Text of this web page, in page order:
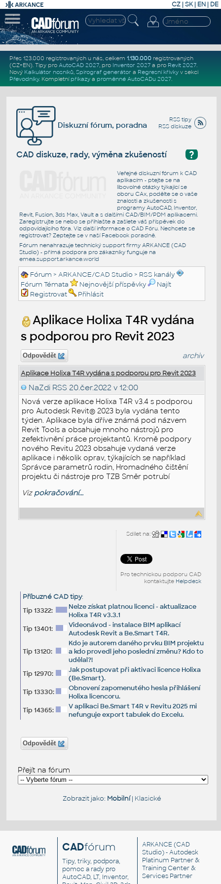
CZ | SK| EN | DE
Přes 123.000 registrovaných u nás, celkem 1.130.000registrovaných
(CZ+EN). Tipy pro AutoCAD 2027, pro Inventor 2027a pro Revit 2027.
Nový Kalkulátor nosníků, Spirograf generátor a Regresní křivkyv sekci
Převodníky. Kompletní příkazya proměnné AutoCADu 2027.
RSS tipy
RSS diskuze
Diskuzní fórum, poradna
?
CAD diskuze, rady, výměna zkušeností
Veřejné diskuzní fórum k CAD
aplikacím - ptejte se na
libovolné otázky týkající se
oboru CAx, podělte se o vaše
znalosti a zkušenosti s
programy AutoCAD, Inventor,
Revit, Fusion, 3ds Max, Vault a s dalšími CAD/BIM/PDM aplikacemi.
Zaregistrujte se nebo se přihlašte a zašlete váš příspěvek do
odpovídajícího fóra. Viz další informace o CAD Fóru. Nechcete se
registrovat? Zeptejte se v naší Facebook poradně.
Fórum nenahrazuje technický support firmy ARKANCE (CAD
Studio) - přímá podpora pro zákazníky funguje na
emea.support.arkance.world
Fórum >ARKANCE/CAD Studio > RSS kanály
Fórum Témata
Nejnovější příspěvky
Najít
Registrovat
Přihlásit
Aplikace Holixa T4R vydána
s podporou pro Revit 2023
Odpovědět archiv
Aplikace Holixa T4R vydána s podporou pro Revit 2023
NaZdi RSS 20.čer.2022 v 12:00
Nová verze aplikace Holixa T4R v3.4 s podporou
pro Autodesk Revit® 2023 byla vydána tento
týden. Aplikace byla dříve známá pod názvem
Revit Tools a obsahuje mnoho nástrojů pro
zefektivnění práce projektantů. Kromě podpory
nového Revitu 2023 obsahuje vydaná verze
aplikace i několik oprav, týkajících se například
Správce parametrů rodin, Hromadného čištění
projektu či nástroje pro TZB Směr potrubí
Viz pokračování...
Sdílet na:
Pro technickou podporu CAD
kontaktujte Helpdesk
Příbuzné CAD tipy:
Tip 13322:
Nelze získat platnou licenci - aktualizace
Holixa T4R v3.3.1
Tip 13401:
Videonávod - instalace BIM aplikací
Autodesk Revit a Be.Smart T4R.
Tip 13120:
Kdo je autorem daného prvku BIM projektu
a kdo provedl jeho poslední změnu? Kdo to
udělal?!
Tip 12970:
Jak postupovat při aktivaci licence Holixa
(Be.Smart).
Tip 13330:
Obnovení zapomenutého hesla přihlášení
Holixa licencoru.
Tip 14365:
V aplikaci Be.Smart T4R v Revitu 2025 mi
nefunguje export tabulek do Excelu.
Odpovědět
Přejít na fórum
Zobrazit jako: Mobilní| Klasické
CADfórum
Tipy, triky, podpora,
pomoc a rady pro
AutoCAD, LT, Inventor,
ARKANCE (CAD
Studio) - Autodesk
Platinum Partner &
Training Center &
Services Partner